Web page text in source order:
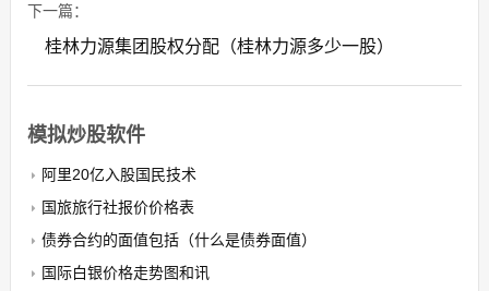
下一篇：
桂林力源集团股权分配（桂林力源多少一股）
模拟炒股软件
阿里20亿入股国民技术
国旅旅行社报价价格表
债券合约的面值包括（什么是债券面值）
国际白银价格走势图和讯